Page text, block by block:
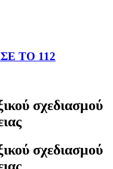
ΤΟ 112
σχεδιασμού
σχεδιασμού